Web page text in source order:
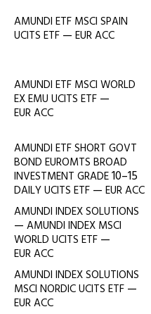
AMUNDI ETF MSCI SPAIN
UCITS ETF — EURACC
AMUNDI ETF MSCI WORLD
EXEMU UCITS ETF —
EURACC
AMUNDI ETFSHORT GOVT
BOND EUROMTS BROAD
INVESTMENT GRADE10–15
DAILYUCITS ETF — EURACC
AMUNDI INDEXSOLUTIONS
— AMUNDI INDEX MSCI
WORLD UCITS ETF —
EURACC
AMUNDI INDEXSOLUTIONS
MSCI NORDICUCITS ETF —
EURACC